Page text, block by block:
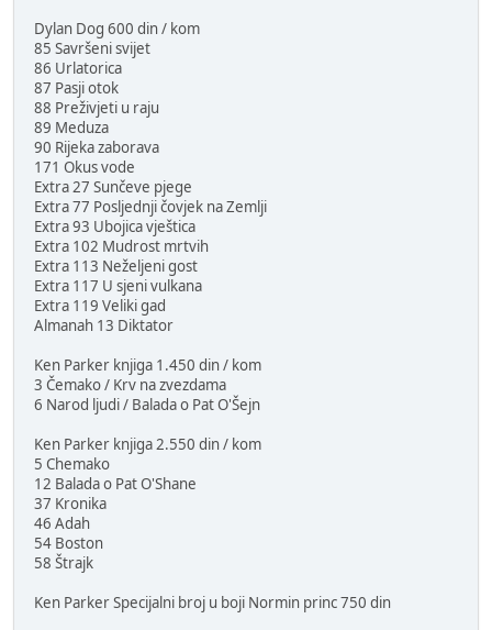
Dylan Dog 600 din / kom
85 Savršeni svijet
86 Urlatorica
87 Pasji otok
88 Preživjeti u raju
89 Meduza
90 Rijeka zaborava
171 Okus vode
Extra 27 Sunčeve pjege
Extra 77 Posljednji čovjek na Zemlji
Extra 93 Ubojica vještica
Extra 102 Mudrost mrtvih
Extra 113 Neželjeni gost
Extra 117 U sjeni vulkana
Extra 119 Veliki gad
Almanah 13 Diktator
Ken Parker knjiga 1.450 din / kom
3 Čemako / Krv na zvezdama
6 Narod ljudi / Balada o Pat O'Šejn
Ken Parker knjiga 2.550 din / kom
5 Chemako
12 Balada o Pat O'Shane
37 Kronika
46 Adah
54 Boston
58 Štrajk
Ken Parker Specijalni broj u boji Normin princ 750 din